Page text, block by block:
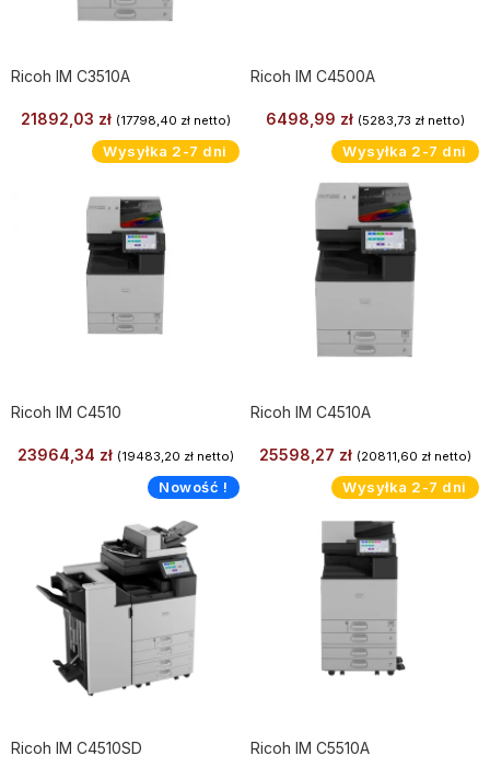
Ricoh IM C3510A
21892,03 zł (17798,40 złnetto)
Ricoh IM C4500A
6498,99 zł (5283,73 złnetto)
Wysyłka 2-7 dni
Ricoh IM C4510
23964,34 zł (19483,20 złnetto)
Wysyłka 2-7 dni
Ricoh IM C4510A
25598,27 zł (20811,60 złnetto)
Nowość !
Ricoh IM C4510SD
Wysyłka 2-7 dni
Ricoh IM C5510A